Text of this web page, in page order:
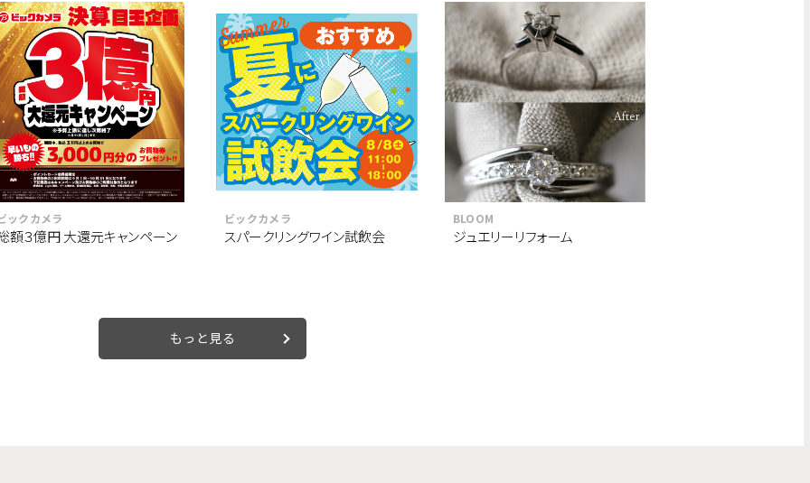
ックカメラ
額３億円 大還元キャンペーン
ビックカメラ
スパークリングワイン試飲会
BLOOM
ジュエリーリフォーム
もっと見る